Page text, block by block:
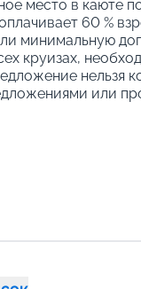
место в каюте
60 %
минимальную
круизах,
нельзя
или